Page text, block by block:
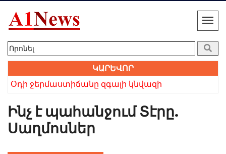
ԿԱՐԵՎՈՐ
Օդի ջերմաստիճանը զգալի կնվազի
Ինչ է պահանջում Տէրը.
Սաղմոսներ